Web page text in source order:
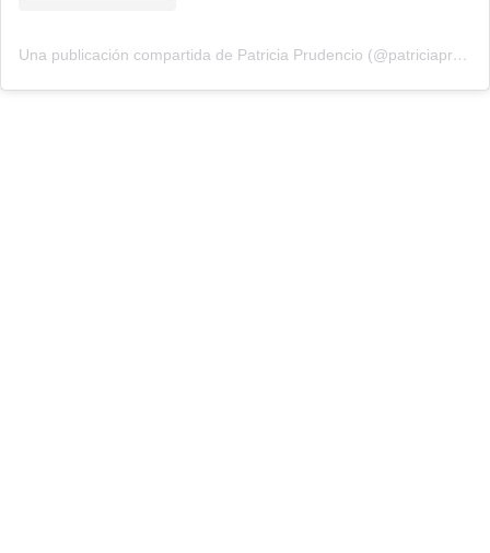
Una publicación compartida de Patricia Prudencio (@patriciaprudencio98)